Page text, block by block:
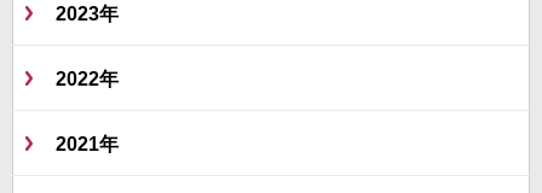
2023年
2022年
2021年